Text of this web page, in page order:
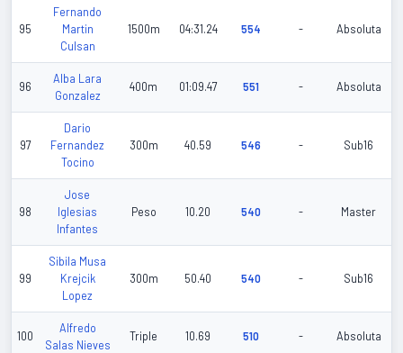
95
Fernando
Martin
Culsan
1500m 04:31.24 554 - Absoluta
96
Alba Lara
Gonzalez
400m 01:09.47 551 - Absoluta
97
Dario
Fernandez
Tocino
300m 40.59 546 - Sub16
98
Jose
Iglesias
Infantes
Peso 10.20 540 - Master
99
Sibila Musa
Krejcik
Lopez
300m 50.40 540 - Sub16
100
Alfredo
Salas Nieves
Triple 10.69 510 - Absoluta